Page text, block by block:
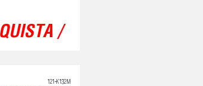
/
121-K132M